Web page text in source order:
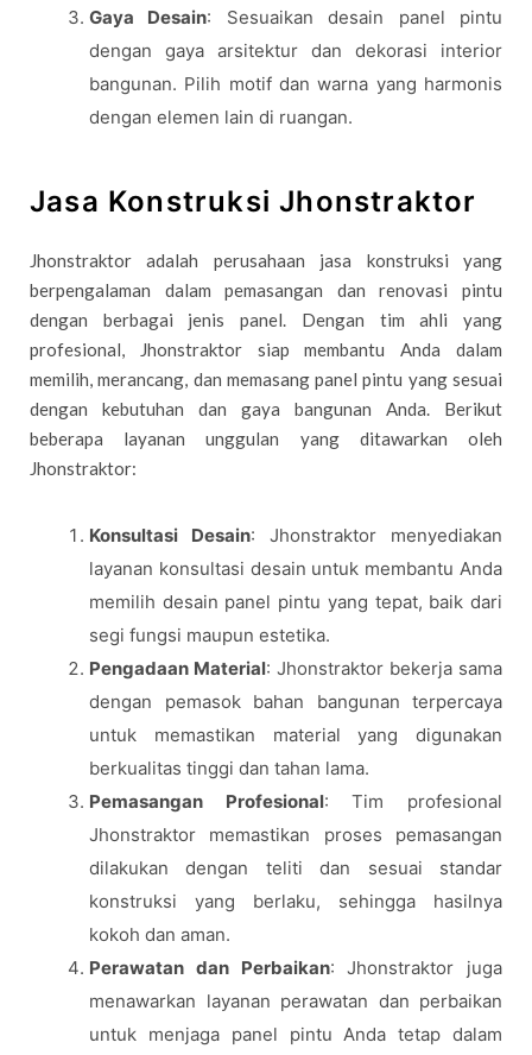
Gaya Desain: Sesuaikan desain panel pintu
dengan gaya arsitektur dan dekorasi interior
bangunan. Pilih motif dan warna yang harmonis
dengan elemen lain di ruangan.
Jasa Konstruksi Jhonstraktor
Jhonstraktor adalah perusahaan jasa konstruksi yang
berpengalaman dalam pemasangan dan renovasi pintu
dengan berbagai jenis panel. Dengan tim ahli yang
profesional, Jhonstraktor siap membantu Anda dalam
memilih, merancang, dan memasang panel pintu yang sesuai
dengan kebutuhan dan gaya bangunan Anda. Berikut
beberapa layanan unggulan yang ditawarkan oleh
Jhonstraktor:
Konsultasi Desain: Jhonstraktor menyediakan
layanan konsultasi desain untuk membantu Anda
memilih desain panel pintu yang tepat, baik dari
segi fungsi maupun estetika.
Pengadaan Material: Jhonstraktor bekerja sama
dengan pemasok bahan bangunan terpercaya
untuk memastikan material yang digunakan
berkualitas tinggi dan tahan lama.
Pemasangan Profesional: Tim profesional
Jhonstraktor memastikan proses pemasangan
dilakukan dengan teliti dan sesuai standar
konstruksi yang berlaku, sehingga hasilnya
kokoh dan aman.
Perawatan dan Perbaikan: Jhonstraktor juga
menawarkan layanan perawatan dan perbaikan
untuk menjaga panel pintu Anda tetap dalam